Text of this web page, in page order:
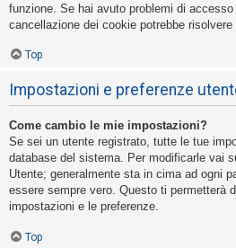
funzione. Se hai avuto problemi di
cancellazione dei cookie potrebbe risolvere
Top
Impostazioni e preferenze
Come cambio le mie impostazioni?
Se sei un utente registrato, tutte le tue
database del sistema. Per modificarle vai
Utente; generalmente sta in cima ad ogni
essere sempre vero. Questo ti permetterà
impostazioni e le preferenze.
Top